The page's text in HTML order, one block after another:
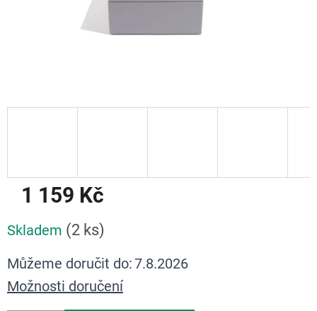
1 159 Kč
cena:
Skladem (2 ks)
Můžeme doručit do:7.8.2026
Možnosti doručení